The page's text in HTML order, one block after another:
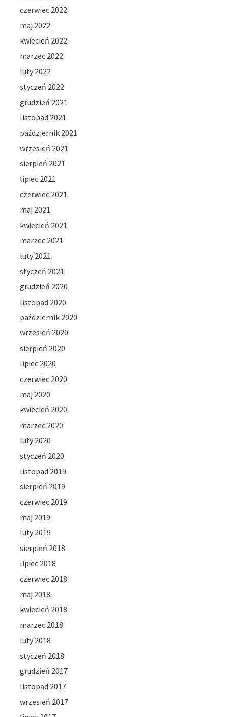
czerwiec 2022
maj 2022
kwiecień 2022
marzec 2022
luty 2022
styczeń 2022
grudzień 2021
listopad 2021
październik 2021
wrzesień 2021
sierpień 2021
lipiec 2021
czerwiec 2021
maj 2021
kwiecień 2021
marzec 2021
luty 2021
styczeń 2021
grudzień 2020
listopad 2020
październik 2020
wrzesień 2020
sierpień 2020
lipiec 2020
czerwiec 2020
maj 2020
kwiecień 2020
marzec 2020
luty 2020
styczeń 2020
listopad 2019
sierpień 2019
czerwiec 2019
maj 2019
luty 2019
sierpień 2018
lipiec 2018
czerwiec 2018
maj 2018
kwiecień 2018
marzec 2018
luty 2018
styczeń 2018
grudzień 2017
listopad 2017
wrzesień 2017